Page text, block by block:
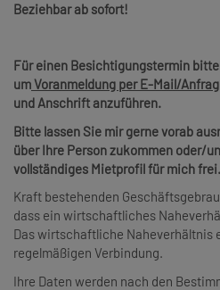
Beziehbar ab sofort!
Für einen Besichtigungstermin
um Voranmeldung per E-Mail/
und Anschrift anzuführen.
Bitte lassen Sie mir gerne vorab
über Ihre Person zukommen oder/
vollständiges Mietprofil für mich frei.
Kraft bestehenden
dass ein wirtschaftliches
Das wirtschaftliche Naheverhältnis
regelmäßigen Verbindung.
Ihre Daten werden nach den